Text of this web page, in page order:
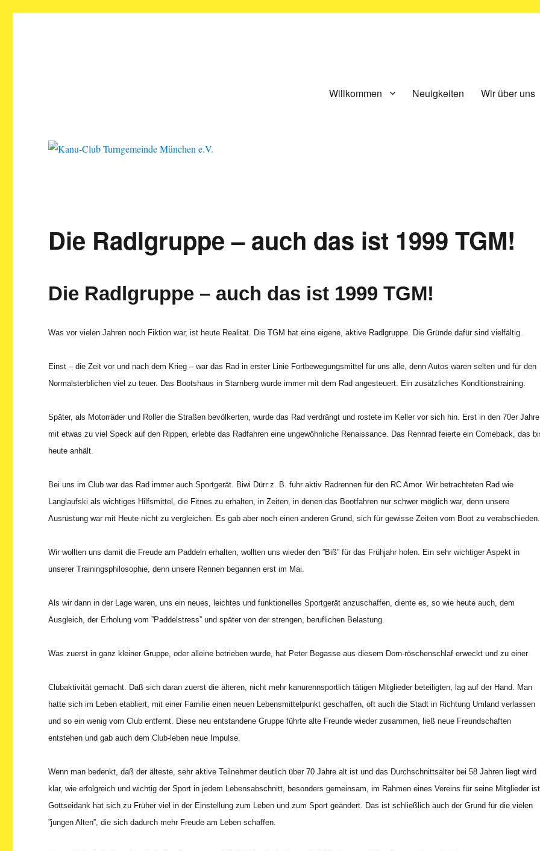
Willkommen Neuigkeiten Wir über uns
Die Radlgruppe – auch das ist 1999 TGM!
Die Radlgruppe – auch das ist 1999 TGM!
Was vor vielen Jahren noch Fiktion war, ist heute Realität. Die TGM hat eine eigene, aktive Radlgruppe. Die Gründe dafür sind vielfältig.
Einst – die Zeit vor und nach dem Krieg – war das Rad in erster Linie Fortbewegungsmittel für uns alle, denn Autos waren selten und für den
Normalsterblichen viel zu teuer. Das Bootshaus in Starnberg wurde immer mit dem Rad angesteuert. Ein zusätzliches Konditionstraining.
Später, als Motorräder und Roller die Straßen bevölkerten, wurde das Rad verdrängt und rostete im Keller vor sich hin. Erst in den 70er
mit etwas zu viel Speck auf den Rippen, erlebte das Radfahren eine ungewöhnliche Renaissance. Das Rennrad feierte ein Comeback, das
heute anhält.
Bei uns im Club war das Rad immer auch Sportgerät. Biwi Dürr z. B. fuhr aktiv Radrennen für den RC Amor. Wir betrachteten Rad wie
Langlaufski als wichtiges Hilfsmittel, die Fitnes zu erhalten, in Zeiten, in denen das Bootfahren nur schwer möglich war, denn unsere
Ausrüstung war mit Heute nicht zu vergleichen. Es gab aber noch einen anderen Grund, sich für gewisse Zeiten vom Boot zu verabschieden.
Wir wollten uns damit die Freude am Paddeln erhalten, wollten uns wieder den ”Biß” für das Frühjahr holen. Ein sehr wichtiger Aspekt in
unserer Trainingsphilosophie, denn unsere Rennen begannen erst im Mai.
Als wir dann in der Lage waren, uns ein neues, leichtes und funktionelles Sportgerät anzuschaffen, diente es, so wie heute auch, dem
Ausgleich, der Erholung vom ”Paddelstress” und später von der strengen, beruflichen Belastung.
Was zuerst in ganz kleiner Gruppe, oder alleine betrieben wurde, hat Peter Begasse aus diesem Dorn-röschenschlaf erweckt und zu einer
Clubaktivität gemacht. Daß sich daran zuerst die älteren, nicht mehr kanurennsportlich tätigen Mitglieder beteiligten, lag auf der Hand. Man
hatte sich im Leben etabliert, mit einer Familie einen neuen Lebensmittelpunkt geschaffen, oft auch die Stadt in Richtung Umland verlassen
und so ein wenig vom Club entfernt. Diese neu entstandene Gruppe führte alte Freunde wieder zusammen, ließ neue Freundschaften
entstehen und gab auch dem Club-leben neue Impulse.
Wenn man bedenkt, daß der älteste, sehr aktive Teilnehmer deutlich über 70 Jahre alt ist und das Durchschnittsalter bei 58 Jahren liegt wird
klar, wie erfolgreich und wichtig der Sport in jedem Lebensabschnitt, besonders gemeinsam, im Rahmen eines Vereins für seine Mitglieder
Gottseidank hat sich zu Früher viel in der Einstellung zum Leben und zum Sport geändert. Das ist schließlich auch der Grund für die vielen
”jungen Alten”, die sich dadurch mehr Freude am Leben schaffen.